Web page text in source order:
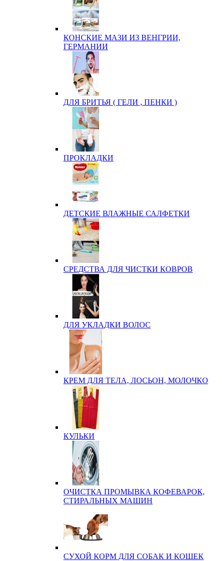
КОНСКИЕ МАЗИ ИЗ ВЕНГРИИ,
ГЕРМАНИИ
ДЛЯ БРИТЬЯ ( ГЕЛИ , ПЕНКИ )
ПРОКЛАДКИ
ДЕТСКИЕ ВЛАЖНЫЕ САЛФЕТКИ
СРЕДСТВА ДЛЯ ЧИСТКИ КОВРОВ
ДЛЯ УКЛАДКИ ВОЛОС
КРЕМ ДЛЯ ТЕЛА, ЛОСЬОН, МОЛОЧКО
КУЛЬКИ
ОЧИСТКА ПРОМЫВКА КОФЕВАРОК,
СТИРАЛЬНЫХ МАШИН
СУХОЙ КОРМ ДЛЯ СОБАК И КОШЕК